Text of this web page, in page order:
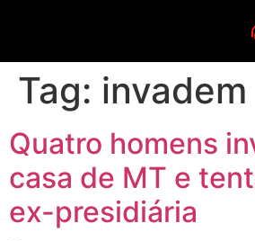
Tag: invadem
Quatro homens
casa de MT e
ex-presidiária